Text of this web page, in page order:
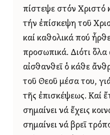
πίστεψε στόν Χριστό
τήν ἐπίσκεψη τοῦ
καί καθολικά πού
προσωπικά. Διότι ὅλα
αἰσθανθεῖ ὁ κάθε
τοῦ Θεοῦ μέσα του,
τῆς ἐπισκέψεως. Καί
σημαίνει νά ἔχεις
σημαίνει νά βρεῖ